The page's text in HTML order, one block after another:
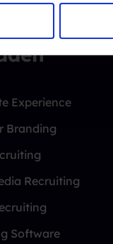
Experience
Branding
Recruiting
Software